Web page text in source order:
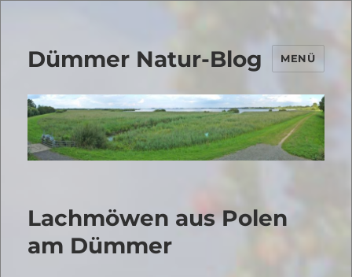
Dümmer Natur-Blog MENÜ
Lachmöwen aus Polen
am Dümmer